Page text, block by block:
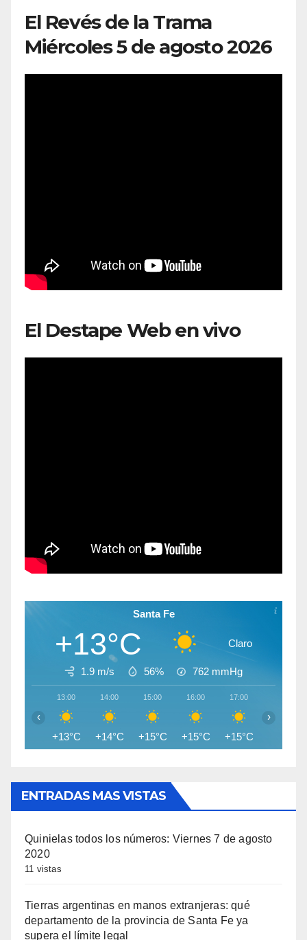
El Revés de la Trama
Miércoles 5 de agosto 2026
El Destape Web en vivo
Santa Fe
+13°C Claro
1.9 m/s 56% 762 mmHg
13:00
+13°C
14:00
+14°C
15:00
+15°C
16:00
+15°C
17:00
+15°C
‹ ›
ENTRADAS MAS VISTAS
Quinielas todos los números: Viernes 7 de agosto
2020
11 vistas
Tierras argentinas en manos extranjeras: qué
departamento de la provincia de Santa Fe ya
supera el límite legal